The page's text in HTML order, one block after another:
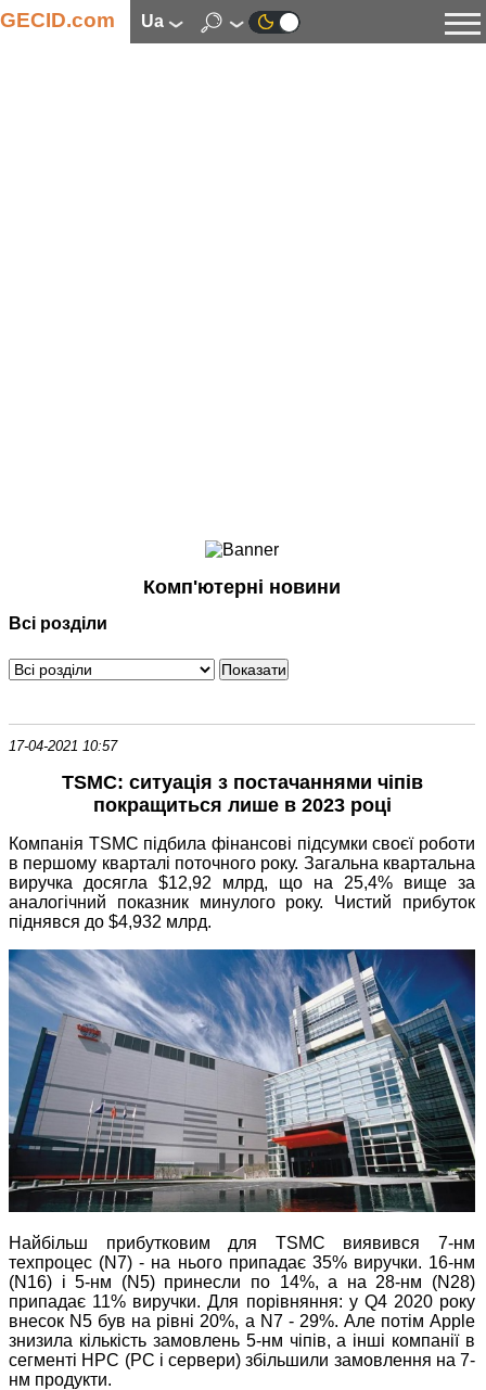
GECID.com ua
Смартфони
Периферія
Програмне забезпечення
Комп'ютерні новини
Всі розділи
17-04-2021 10:57
TSMC: ситуація з постачаннями чіпів
покращиться лише в 2023 році
Компанія TSMC підбила фінансові підсумки своєї роботи
в першому кварталі поточного року. Загальна квартальна
виручка досягла $12,92 млрд, що на 25,4% вище за
аналогічний показник минулого року. Чистий прибуток
піднявся до $4,932 млрд.
Найбільш прибутковим для TSMC виявився 7-нм
техпроцес (N7) - на нього припадає 35% виручки. 16-нм
(N16) і 5-нм (N5) принесли по 14%, а на 28-нм (N28)
припадає 11% виручки. Для порівняння: у Q4 2020 року
внесок N5 був на рівні 20%, а N7 - 29%. Але потім Apple
знизила кількість замовлень 5-нм чіпів, а інші компанії в
сегменті HPC (PC і сервери) збільшили замовлення на 7-
нм продукти.